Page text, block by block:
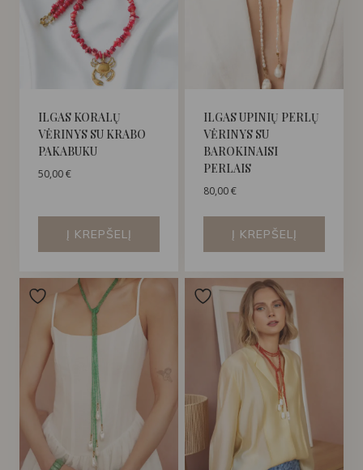
ILGAS KORALŲ
VĖRINYS SU KRABO
PAKABUKU
50,00€
Į KREPŠELĮ
ILGAS UPINIŲ PERLŲ
VĖRINYS SU
BAROKINAISI
PERLAIS
80,00€
Į KREPŠELĮ